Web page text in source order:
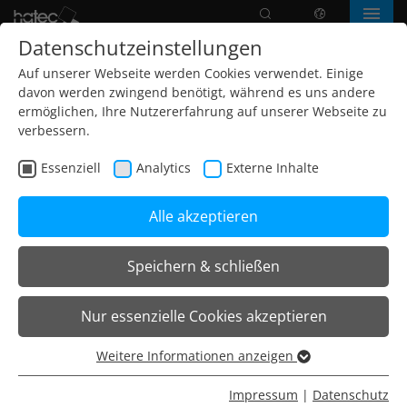
Sprache
Suche
Home
K50 Systemleuchte DLQ
K50 Systemleuchte DLQ
Datenschutzeinstellungen
Auf unserer Webseite werden Cookies verwendet. Einige
davon werden zwingend benötigt, während es uns andere
ermöglichen, Ihre Nutzererfahrung auf unserer Webseite zu
verbessern.
Essenziell Analytics Externe Inhalte
Alle akzeptieren
Speichern & schließen
Nur essenzielle Cookies akzeptieren
Essenziell
Essenzielle Cookies werden für grundlegende Funktionen
Weitere Informationen anzeigen
Impressum | Datenschutz